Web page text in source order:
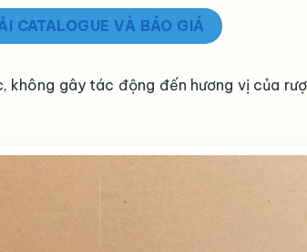
CATALOGUE VÀ BÁO GIÁ
không gây tác động đến hương vị của